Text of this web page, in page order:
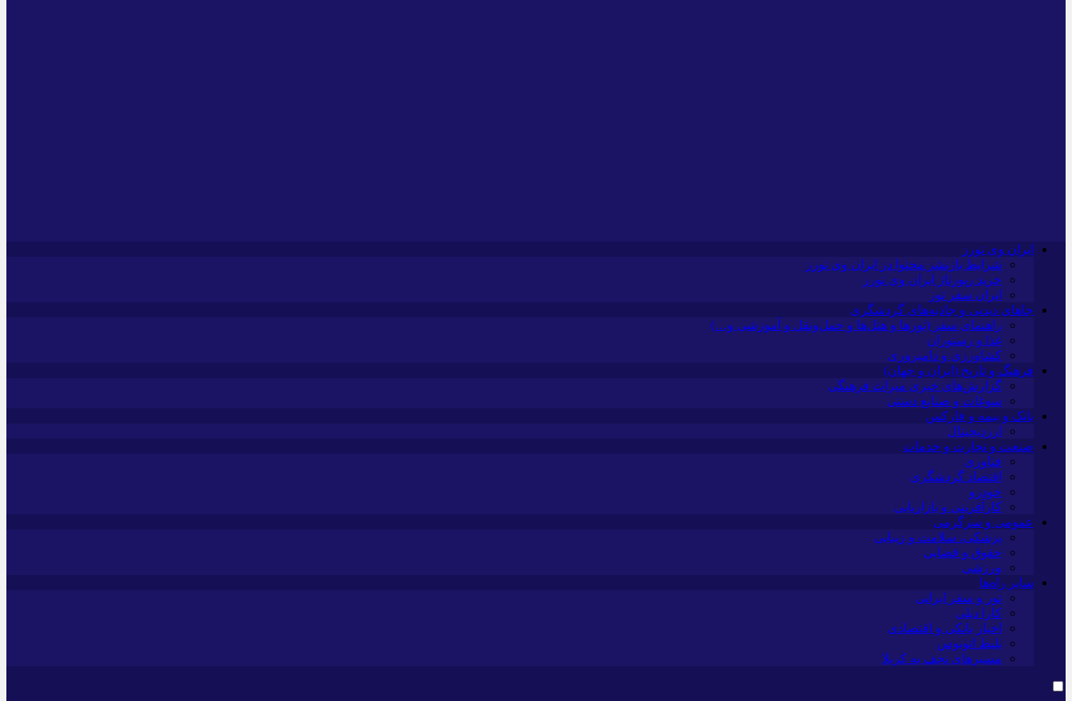
ایران وی تورز
شرایط بازنشر محتوا در ایران وی تورز
خرید رپورتاژ ایران وی تورز
ایران سفر تور
جاهای دیدنی و جاذبه‌های گردشگری
راهنمای سفر (تورها و هتل‌ها و حمل‌و‌نقل و آموزشی و…)
غذا و رستوران
کشاورزی و دامپروری
فرهنگ و تاریخ (ایران و جهان)
گزارش‌های خبری میراث فرهنگی
سوغات و صنایع دستی
بانک و بیمه و فارکس
ارزدیجیتال
صنعت و تجارت و خدمات
فناوری
اقتصاد گردشگری
خودرو
کارآفرینی و بازاریابی
عمومی و سرگرمی
پزشکی، سلامت و زیبایی
حقوق و قضایی
ورزشی
سایر راه‌ها
تور و سفر ایرانی
کارا دیلی
اخبار بانکی و اقتصادی
بلیط اتوبوس
مسیرهای نجف به کربلا